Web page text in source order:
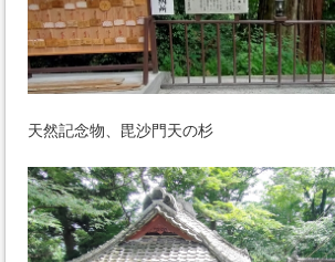
天然記念物、毘沙門天の杉